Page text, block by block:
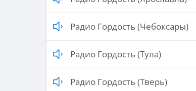
Радио Гордость (Чебоксары)
Радио Гордость (Тула)
Радио Гордость (Тверь)